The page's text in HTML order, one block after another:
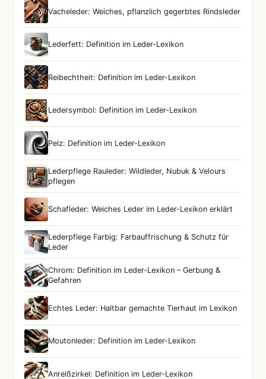
Vacheleder: Weiches, pflanzlich gegerbtes Rindsleder
Lederfett: Definition im Leder-Lexikon
Reibechtheit: Definition im Leder-Lexikon
Ledersymbol: Definition im Leder-Lexikon
Pelz: Definition im Leder-Lexikon
Lederpflege Rauleder: Wildleder, Nubuk & Velours
pflegen
Schafleder: Weiches Leder im Leder-Lexikon erklärt
Lederpflege Farbig: Farbauffrischung & Schutz für
Leder
Chrom: Definition im Leder-Lexikon – Gerbung &
Gefahren
Echtes Leder: Haltbar gemachte Tierhaut im Lexikon
Moutonleder: Definition im Leder-Lexikon
Anreißzirkel: Definition im Leder-Lexikon